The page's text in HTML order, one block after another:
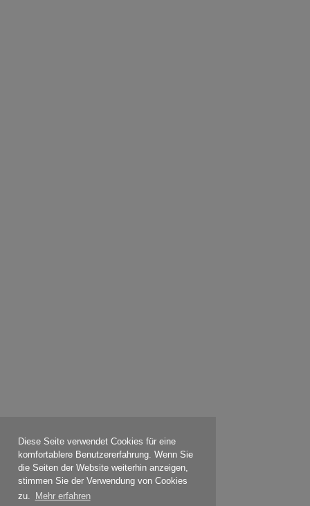
Diese Seite verwendet Cookies für eine
komfortablere Benutzererfahrung. Wenn Sie
die Seiten der Website weiterhin anzeigen,
stimmen Sie der Verwendung von Cookies
zu.
Mehr erfahren